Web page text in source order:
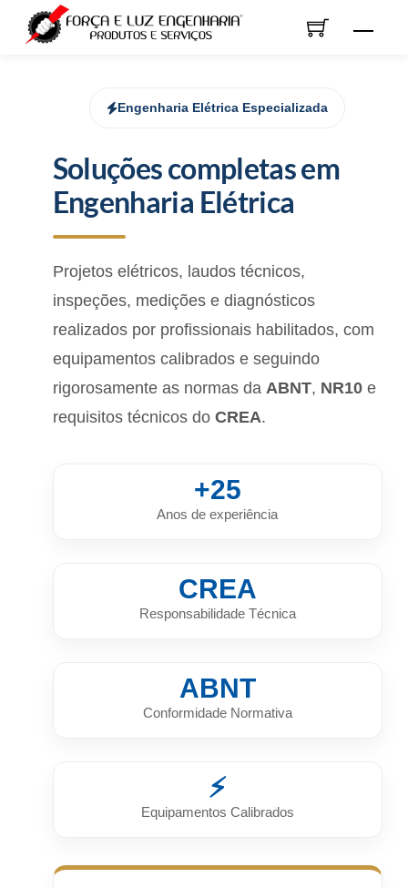
Engenharia Elétrica Especializada
Soluções completas em
Engenharia Elétrica
Projetos elétricos, laudos técnicos,
inspeções, medições e diagnósticos
realizados por profissionais habilitados, com
equipamentos calibrados e seguindo
rigorosamente as normas da ABNT, NR10e
requisitos técnicos do CREA.
+25
Anos de experiência
CREA
Responsabilidade Técnica
ABNT
Conformidade Normativa
⚡
Equipamentos Calibrados